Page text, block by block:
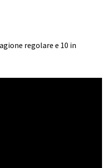
regolare e 10 in